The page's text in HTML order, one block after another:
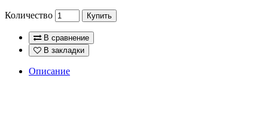
Количество Купить
В сравнение
В закладки
Описание